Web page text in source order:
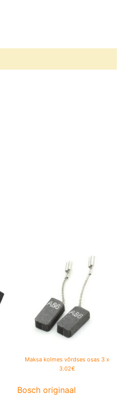
Maksa kolmes võrdses osas 3 x
3.02€
Bosch originaal